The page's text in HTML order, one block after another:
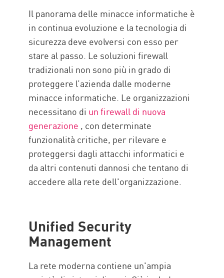
Il panorama delle minacce informatiche è
in continua evoluzione e la tecnologia di
sicurezza deve evolversi con esso per
stare al passo. Le soluzioni firewall
tradizionali non sono più in grado di
proteggere l’azienda dalle moderne
minacce informatiche. Le organizzazioni
necessitano di un firewall di nuova
generazione , con determinate
funzionalità critiche, per rilevare e
proteggersi dagli attacchi informatici e
da altri contenuti dannosi che tentano di
accedere alla rete dell'organizzazione.
Unified Security
Management
La rete moderna contiene un'ampia